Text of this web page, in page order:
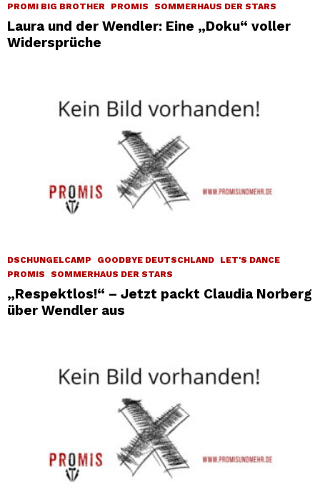
PROMI BIG BROTHER
PROMIS SOMMERHAUS DER STARS
Laura und der Wendler: Eine „Doku“ voller
Widersprüche
DSCHUNGELCAMP GOODBYE DEUTSCHLAND
LET'S DANCE
PROMIS
SOMMERHAUS DER STARS
„Respektlos!“ – Jetzt packt Claudia Norberg
über Wendler aus